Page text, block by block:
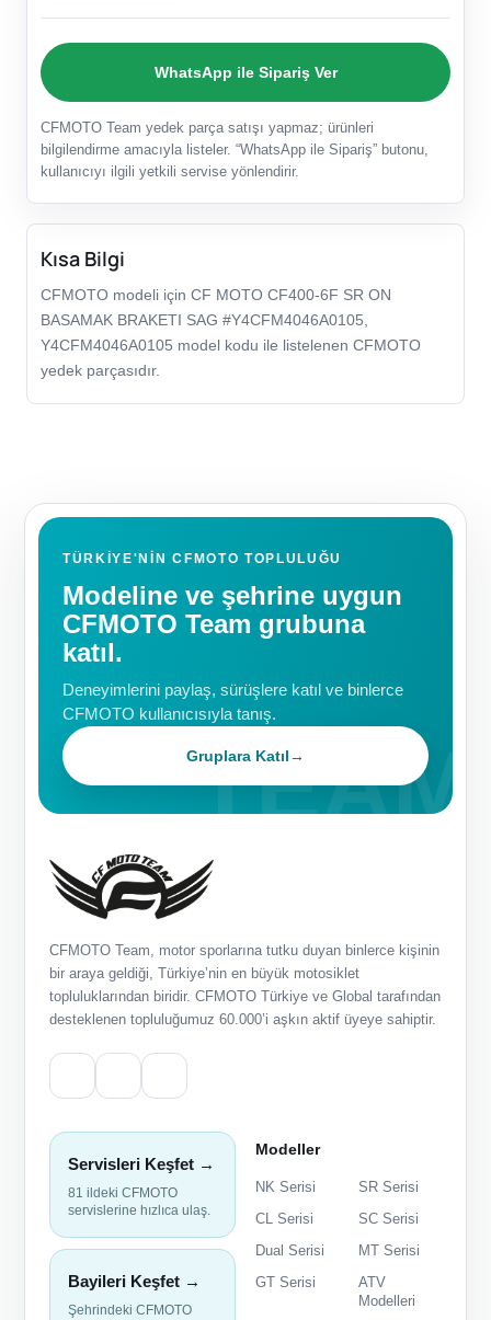
WhatsApp ile Sipariş Ver
CFMOTO Team yedek parça satışı yapmaz; ürünleri
bilgilendirme amacıyla listeler. “WhatsApp ile Sipariş” butonu,
kullanıcıyı ilgili yetkili servise yönlendirir.
Kısa Bilgi
CFMOTO modeli için CF MOTO CF400-6F SR ON
BASAMAK BRAKETI SAG #Y4CFM4046A0105,
Y4CFM4046A0105 model kodu ile listelenen CFMOTO
yedek parçasıdır.
TÜRKIYE'NIN CFMOTO TOPLULUĞU
Modeline ve şehrine uygun
CFMOTO Team grubuna
katıl.
Deneyimlerini paylaş, sürüşlere katıl ve binlerce
CFMOTO kullanıcısıyla tanış.
Gruplara Katıl→
CFMOTO Team, motor sporlarına tutku duyan binlerce kişinin
bir araya geldiği, Türkiye’nin en büyük motosiklet
topluluklarından biridir. CFMOTO Türkiye ve Global tarafından
desteklenen topluluğumuz 60.000’i aşkın aktif üyeye sahiptir.
Servisleri Keşfet →
81 ildeki CFMOTO
servislerine hızlıca ulaş.
Bayileri Keşfet →
Şehrindeki CFMOTO
Modeller
NK Serisi
SR Serisi
CL Serisi
SC Serisi
Dual Serisi
MT Serisi
GT Serisi
ATV
Modelleri